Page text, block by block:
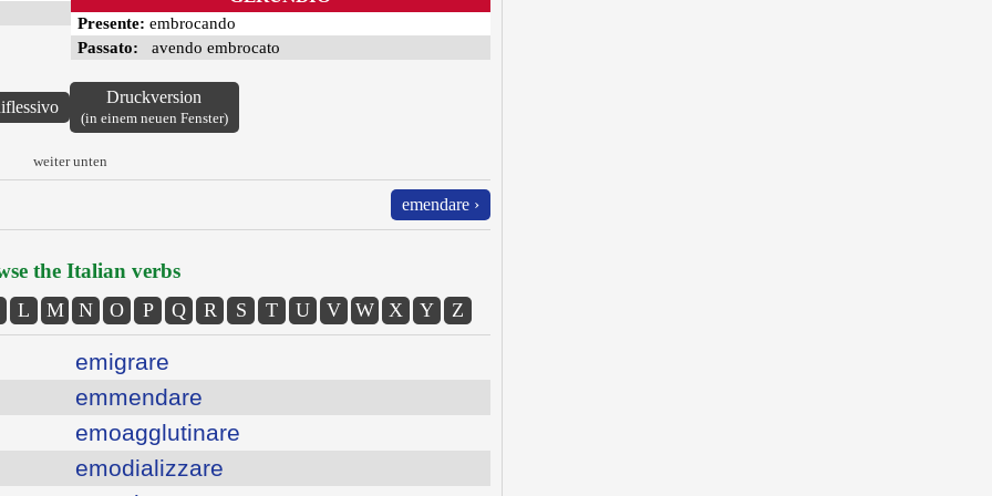
Presente: embrocando
Passato: avendo embrocato
Druckversion
(in einem neuen Fenster)
weiter unten
emendare ›
the Italian verbs
L M N O P Q R S T U V W X Y Z
emigrare
emmendare
emoagglutinare
emodializzare